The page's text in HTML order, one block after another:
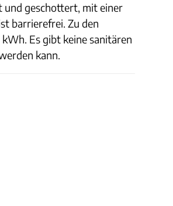
und geschottert, mit einer
barrierefrei. Zu den
Es gibt keine sanitären
kann.